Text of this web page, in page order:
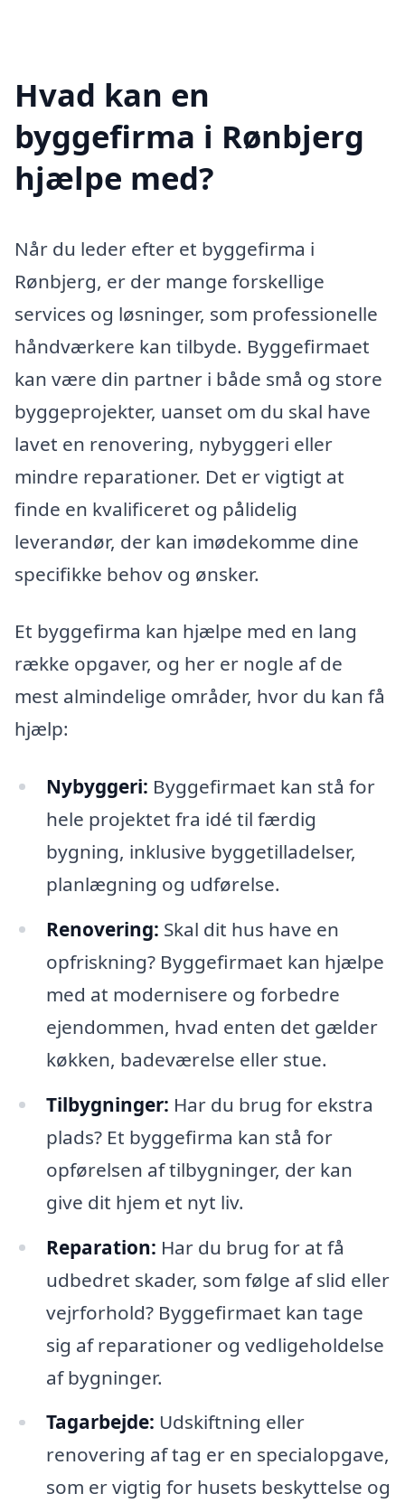
Hvad kan en
byggefirma i Rønbjerg
hjælpe med?
Når du leder efter et byggefirma i
Rønbjerg, er der mange forskellige
services og løsninger, som professionelle
håndværkere kan tilbyde. Byggefirmaet
kan være din partner i både små og store
byggeprojekter, uanset om du skal have
lavet en renovering, nybyggeri eller
mindre reparationer. Det er vigtigt at
finde en kvalificeret og pålidelig
leverandør, der kan imødekomme dine
specifikke behov og ønsker.
Et byggefirma kan hjælpe med en lang
række opgaver, og her er nogle af de
mest almindelige områder, hvor du kan få
hjælp:
Nybyggeri: Byggefirmaet kan stå for
hele projektet fra idé til færdig
bygning, inklusive byggetilladelser,
planlægning og udførelse.
Renovering: Skal dit hus have en
opfriskning? Byggefirmaet kan hjælpe
med at modernisere og forbedre
ejendommen, hvad enten det gælder
køkken, badeværelse eller stue.
Tilbygninger: Har du brug for ekstra
plads? Et byggefirma kan stå for
opførelsen af tilbygninger, der kan
give dit hjem et nyt liv.
Reparation: Har du brug for at få
udbedret skader, som følge af slid eller
vejrforhold? Byggefirmaet kan tage
sig af reparationer og vedligeholdelse
af bygninger.
Tagarbejde: Udskiftning eller
renovering af tag er en specialopgave,
som er vigtig for husets beskyttelse og